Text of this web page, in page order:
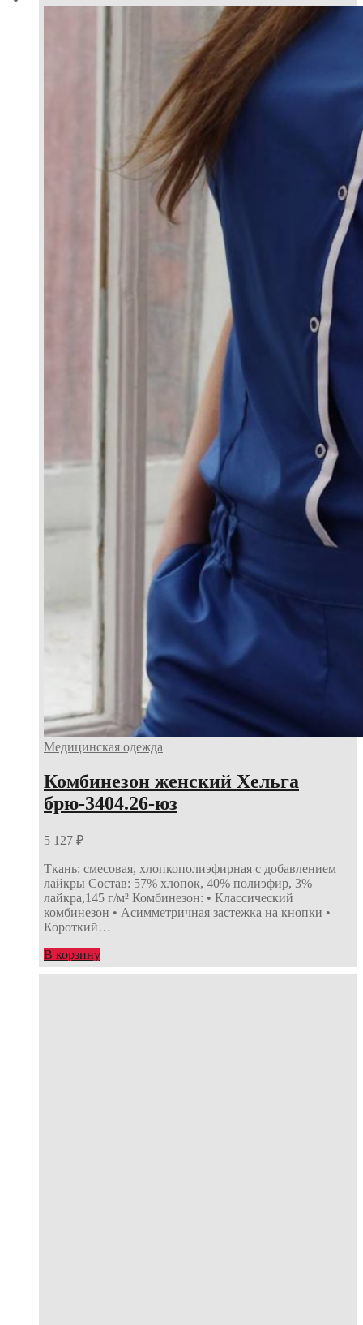
Медицинская одежда
Комбинезон женский Хельга
брю-3404.26-юз
5 127 ₽
Ткань: смесовая, хлопкополиэфирная с добавлением
лайкры Состав: 57% хлопок, 40% полиэфир, 3%
лайкра,145 г/м² Комбинезон: • Классический
комбинезон • Асимметричная застежка на кнопки •
Короткий…
В корзину